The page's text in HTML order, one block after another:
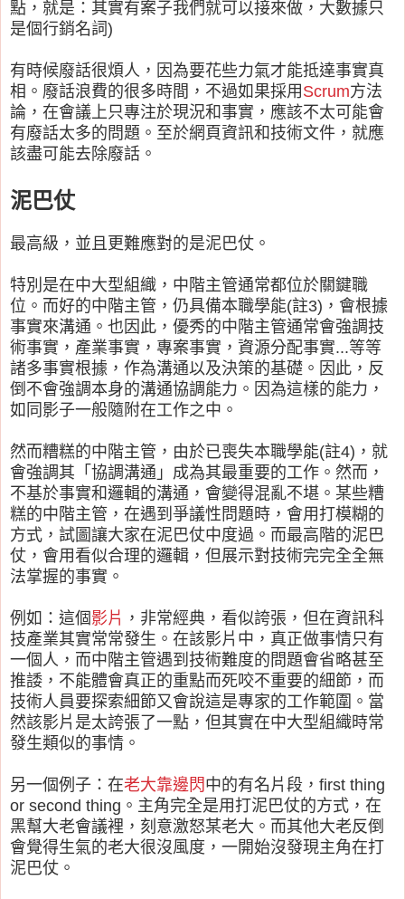
點，就是：其實有案子我們就可以接來做，大數據只
是個行銷名詞)
有時候廢話很煩人，因為要花些力氣才能抵達事實真
相。廢話浪費的很多時間，不過如果採用 Scrum方法
論，在會議上只專注於現況和事實，應該不太可能會
有廢話太多的問題。至於網頁資訊和技術文件，就應
該盡可能去除廢話。
泥巴仗
最高級，並且更難應對的是泥巴仗。
特別是在中大型組織，中階主管通常都位於關鍵職
位。而好的中階主管，仍具備本職學能(註3)，會根據
事實來溝通。也因此，優秀的中階主管通常會強調技
術事實，產業事實，專案事實，資源分配事實...等等
諸多事實根據，作為溝通以及決策的基礎。因此，反
倒不會強調本身的溝通協調能力。因為這樣的能力，
如同影子一般隨附在工作之中。
然而糟糕的中階主管，由於已喪失本職學能(註4)，就
會強調其「協調溝通」成為其最重要的工作。然而，
不基於事實和邏輯的溝通，會變得混亂不堪。某些糟
糕的中階主管，在遇到爭議性問題時，會用打模糊的
方式，試圖讓大家在泥巴仗中度過。而最高階的泥巴
仗，會用看似合理的邏輯，但展示對技術完完全全無
法掌握的事實。
例如：這個影片 ，非常經典，看似誇張，但在資訊科
技產業其實常常發生。在該影片中，真正做事情只有
一個人，而中階主管遇到技術難度的問題會省略甚至
推諉，不能體會真正的重點而死咬不重要的細節，而
技術人員要探索細節又會說這是專家的工作範圍。當
然該影片是太誇張了一點，但其實在中大型組織時常
發生類似的事情。
另一個例子：在老大靠邊閃 中的有名片段，first thing
or second thing。主角完全是用打泥巴仗的方式，在
黑幫大老會議裡，刻意激怒某老大。而其他大老反倒
會覺得生氣的老大很沒風度，一開始沒發現主角在打
泥巴仗。